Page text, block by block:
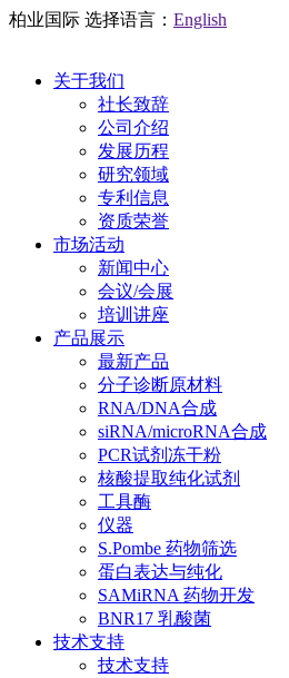
柏业国际 选择语言： English
关于我们
社长致辞
公司介绍
发展历程
研究领域
专利信息
资质荣誉
市场活动
新闻中心
会议/会展
培训讲座
产品展示
最新产品
分子诊断原材料
RNA/DNA合成
siRNA/microRNA合成
PCR试剂冻干粉
核酸提取纯化试剂
工具酶
仪器
S.Pombe 药物筛选
蛋白表达与纯化
SAMiRNA 药物开发
BNR17 乳酸菌
技术支持
技术支持